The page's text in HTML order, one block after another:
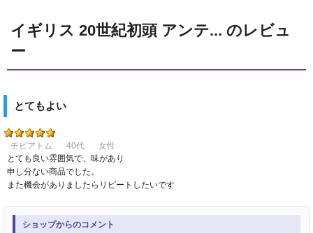
イギリス 20世紀初頭 アンテ... のレビュ
ー
とてもよい
チビアトム 40代
女性
とても良い雰囲気で、味があり
申し分ない商品でした。
また機会がありましたらリピートしたいです
ショップからのコメント